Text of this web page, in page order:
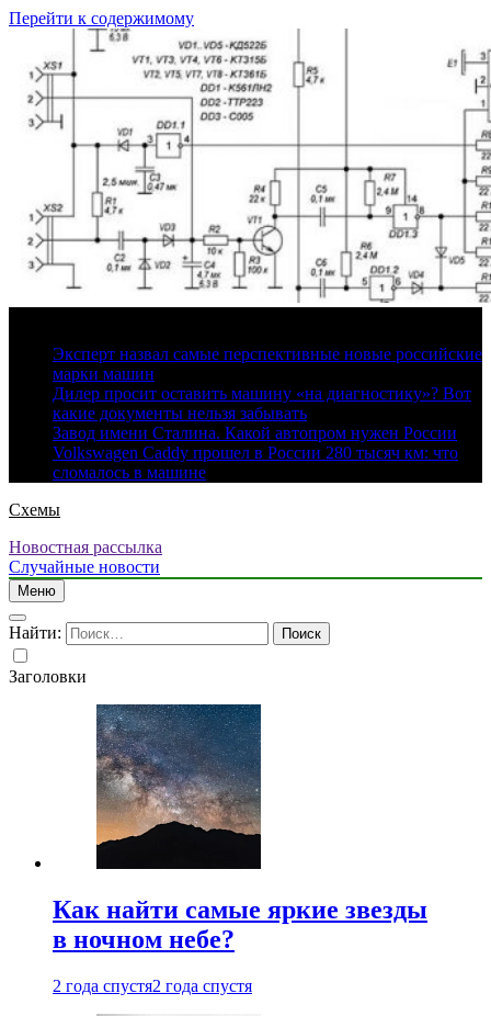
Перейти к содержимому
Эксперт назвал самые перспективные новые российские
марки машин
Дилер просит оставить машину «на диагностику»? Вот
какие документы нельзя забывать
Завод имени Сталина. Какой автопром нужен России
Volkswagen Caddy прошел в России 280 тысяч км: что
сломалось в машине
Схемы
Новостная рассылка
Случайные новости
Меню
Найти:
Заголовки
Как найти самые яркие звезды
в ночном небе?
2 года спустя2 года спустя